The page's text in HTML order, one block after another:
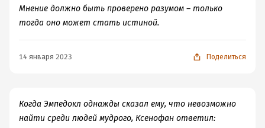
Мнение должно быть проверено разумом – только
тогда оно может стать истиной.
14 января 2023 Поделиться
Когда Эмпедокл однажды сказал ему, что невозможно
найти среди людей мудрого, Ксенофан ответил: